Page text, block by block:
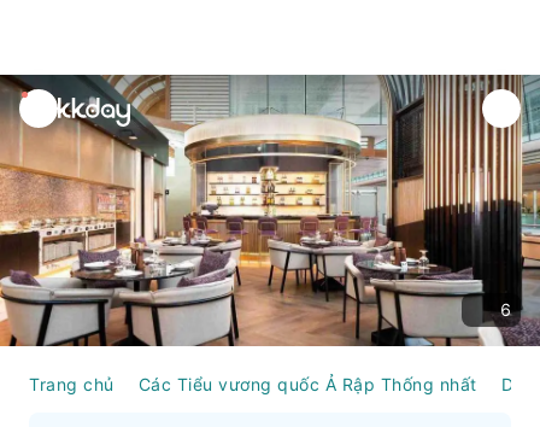
unread
notifications
6
Trang chủ Các Tiểu vương quốc Ả Rập Thống nhất